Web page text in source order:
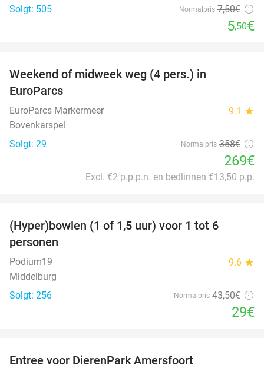
Solgt: 505
Normalpris 7,50€
5,50€
Weekend of midweek weg (4 pers.) in
EuroParcs
EuroParcs Markermeer 9.1 star
Bovenkarspel
Solgt: 29
Normalpris 358€
269€
Excl. €2 p.p.p.n. en bedlinnen €13,50 p.p.
(Hyper)bowlen (1 of 1,5 uur) voor 1 tot 6
personen
Podium19 9.6 star
Middelburg
Solgt: 256
Normalpris 43,50€
29€
Entree voor DierenPark Amersfoort